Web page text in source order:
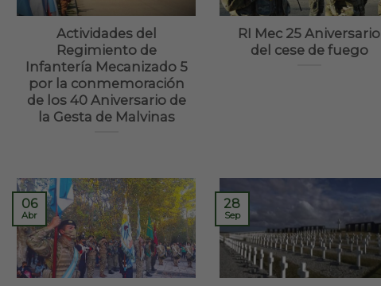
Actividades del
Regimiento de
Infantería Mecanizado 5
por la conmemoración
de los 40 Aniversario de
la Gesta de Malvinas
RI Mec 25 Aniversario
del cese de fuego
06
Abr
28
Sep